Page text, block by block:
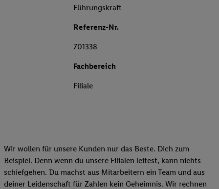
Führungskraft
Referenz-Nr.
701338
Fachbereich
Filiale
Wir wollen für unsere Kunden nur das Beste. Dich zum
Beispiel. Denn wenn du unsere Filialen leitest, kann nichts
schiefgehen. Du machst aus Mitarbeitern ein Team und aus
deiner Leidenschaft für Zahlen kein Geheimnis. Wir rechnen